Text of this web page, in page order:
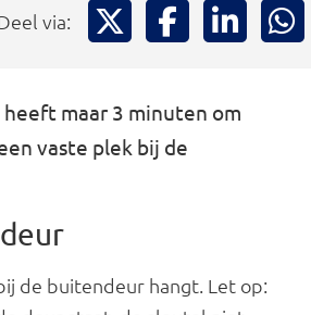
via: Deel via XDeel viaDeel
maar 3 minuten om
vaste plek bij de
de buitendeur hangt. Let op: